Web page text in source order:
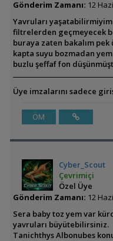
Gönderim Zamanı: 12
Yavruları
filtrelerden geçmeyecek
buraya zaten bakalım
kapta suyu bozmadan
buzlu şeffaf fon
Üye imzalarını sadece
ÖM
Cyber_Scout
Çevrimiçi
Özel Üye
Gönderim Zamanı: 12
Sera baby toz yem var
yavruları büyütebilirsiniz.
Tanichthys Albonubes